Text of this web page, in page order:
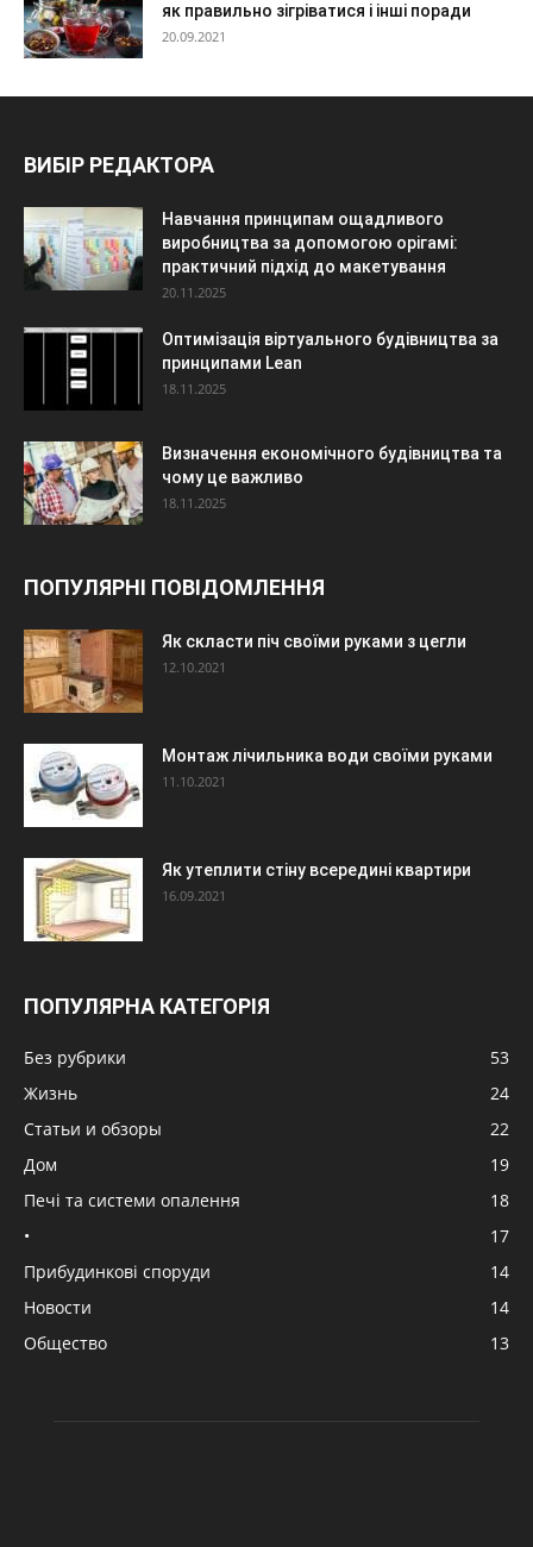
як правильно зігріватися і інші поради
20.09.2021
ВИБІР РЕДАКТОРА
Навчання принципам ощадливого
виробництва за допомогою орігамі:
практичний підхід до макетування
20.11.2025
Оптимізація віртуального будівництва за
принципами Lean
18.11.2025
Визначення економічного будівництва та
чому це важливо
18.11.2025
ПОПУЛЯРНІ ПОВІДОМЛЕННЯ
Як скласти піч своїми руками з цегли
12.10.2021
Монтаж лічильника води своїми руками
11.10.2021
Як утеплити стіну всередині квартири
16.09.2021
ПОПУЛЯРНА КАТЕГОРІЯ
Без рубрики
53
Жизнь
24
Статьи и обзоры
22
Дом
19
Печі та системи опалення
18
•
17
Прибудинкові споруди
14
Новости
14
Общество
13